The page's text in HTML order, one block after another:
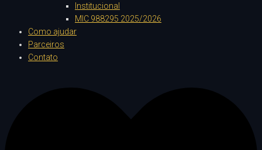
Institucional
MIC 988295 2025/2026
Como ajudar
Parceiros
Contato